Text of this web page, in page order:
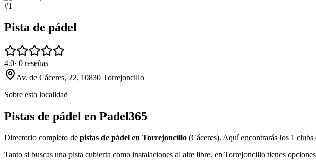
#1
Pista de pádel
4.0· 0 reseñas
Av. de Cáceres, 22, 10830 Torrejoncillo
Sobre esta localidad
Pistas de pádel en Padel365
Directorio completo de pistas de pádel en Torrejoncillo (Cáceres). Aquí encontrarás los 1
Tanto si buscas una pista cubierta como instalaciones al aire libre, en Torrejoncillo tienes